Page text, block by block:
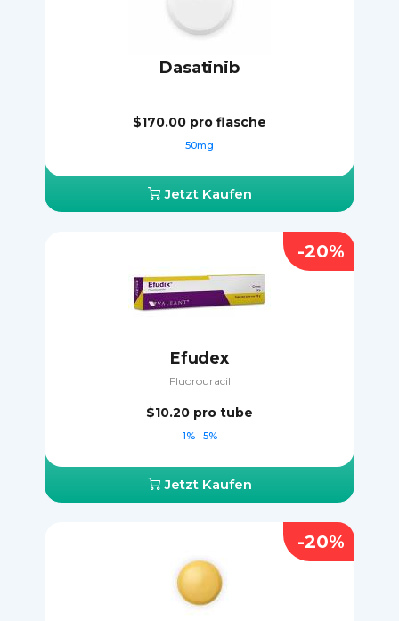
Dasatinib
$170.00 pro flasche
50mg
Jetzt Kaufen
Efudex
Fluorouracil
$10.20 pro tube
1% 5%
Jetzt Kaufen
-20%
-20%